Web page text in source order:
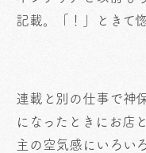
記載。「！」ときて
連載と別の仕事で神
になったときにお店
主の空気感にいろい